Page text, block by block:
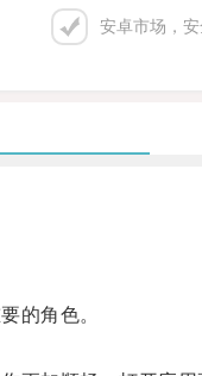
安卓市场，安
的角色。